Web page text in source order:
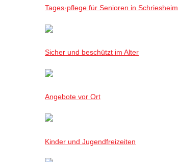
Tages·pflege für Senioren in Schriesheim
Sicher und beschützt im Alter
Angebote vor Ort
Kinder und Jugendfreizeiten